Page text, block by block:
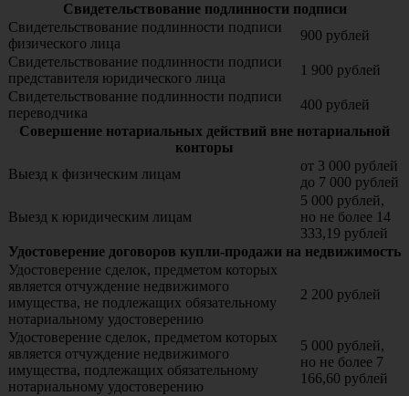
Свидетельствование подлинности подписи
Свидетельствование подлинности подписи
физического лица
900 рублей
Свидетельствование подлинности подписи
представителя юридического лица
1 900 рублей
Свидетельствование подлинности подписи
переводчика
400 рублей
Совершение нотариальных действий вне нотариальной
конторы
Выезд к физическим лицам
от 3 000 рублей
до 7 000 рублей
Выезд к юридическим лицам
5 000 рублей,
но не более 14
333,19 рублей
Удостоверение договоров купли-продажи на недвижимость
Удостоверение сделок, предметом которых
является отчуждение недвижимого
имущества, не подлежащих обязательному
нотариальному удостоверению
2 200 рублей
Удостоверение сделок, предметом которых
является отчуждение недвижимого
имущества, подлежащих обязательному
нотариальному удостоверению
5 000 рублей,
но не более 7
166,60 рублей